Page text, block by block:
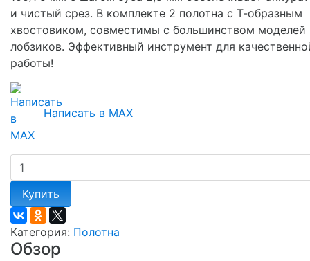
и чистый срез. В комплекте 2 полотна с Т-образным
хвостовиком, совместимы с большинством моделей
лобзиков. Эффективный инструмент для
работы!
Написать в MAX
Купить
Категория: Полотна
Обзор